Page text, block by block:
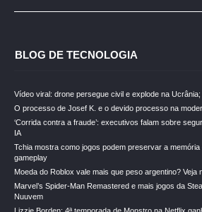
BLOG DE TECNOLOGIA
Vídeo viral: drone persegue civil e explode na
O processo de Josef K. e o devido processo na
‘Corrida contra a fraude’: executivos falam sobre
IA
Tchia mostra como jogos podem preservar a
gameplay
Moeda do Roblox vale mais que peso argentino? Veja
Marvel’s Spider-Man Remastered e mais jogos da
Nuuvem